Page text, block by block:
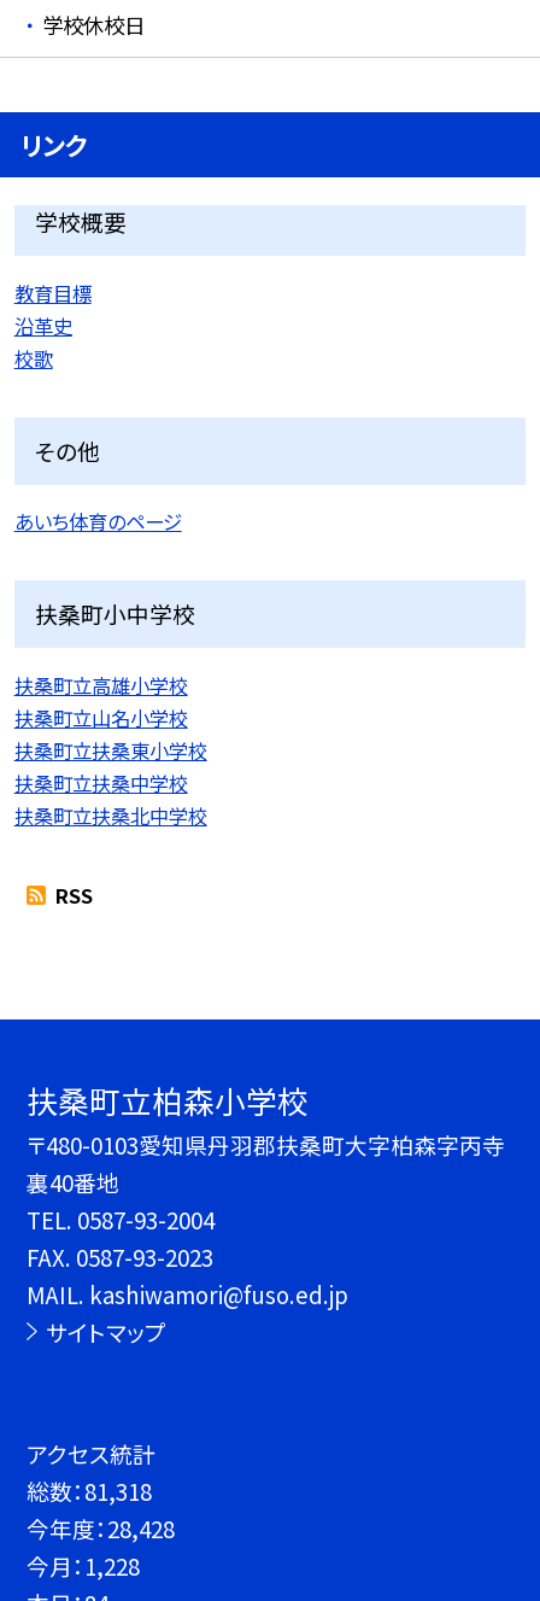
学校休校日
リンク
学校概要
教育目標
沿革史
校歌
その他
あいち体育のページ
扶桑町小中学校
扶桑町立高雄小学校
扶桑町立山名小学校
扶桑町立扶桑東小学校
扶桑町立扶桑中学校
扶桑町立扶桑北中学校
RSS
扶桑町立柏森小学校
〒480-0103愛知県丹羽郡扶桑町大字柏森字丙寺
裏40番地
TEL. 0587-93-2004
FAX. 0587-93-2023
MAIL. kashiwamori@fuso.ed.jp
サイトマップ
アクセス統計
総数：81,318
今年度：28,428
今月： 1,228